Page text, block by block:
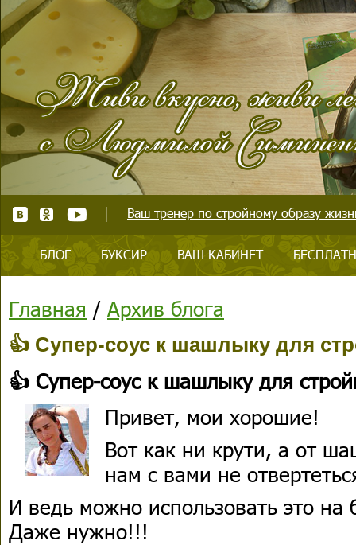
Ваш тренер по стройному образу
БЛОГ БУКСИР ВАШ КАБИНЕТ
Главная / Архив блога
👍 Супер-соус к шашлыку для
👍 Супер-соус к шашлыку для
Привет, мои хорошие!
Вот как ни крути, а от
нам с вами не
И ведь можно использовать это на
Даже нужно!!!